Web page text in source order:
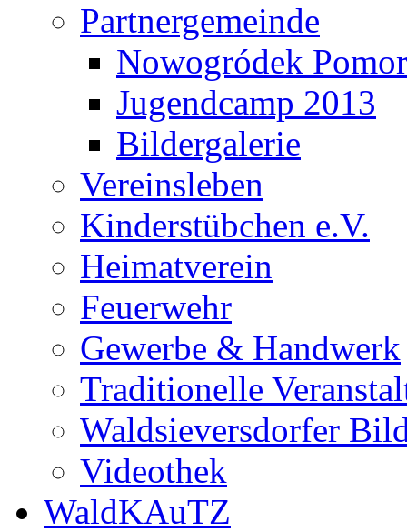
Partnergemeinde
Nowogródek
Jugendcamp 2013
Bildergalerie
Vereinsleben
Kinderstübchen e.V.
Heimatverein
Feuerwehr
Gewerbe & Handwerk
Traditionelle
Waldsieversdorfer
Videothek
WaldKAuTZ